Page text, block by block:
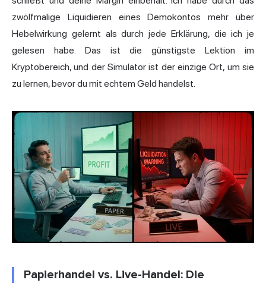
zwölfmalige Liquidieren eines Demokontos mehr über
Hebelwirkung gelernt als durch jede Erklärung, die ich je
gelesen habe. Das ist die günstigste Lektion im
Kryptobereich, und der Simulator ist der einzige Ort, um sie
zu lernen, bevor du mit echtem Geld handelst.
Papierhandel vs. Live-Handel: Die